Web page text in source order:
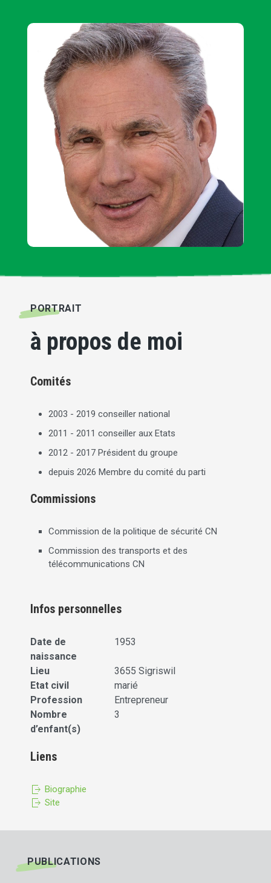
PORTRAIT
à propos de moi
Comités
2003 - 2019 conseiller national
2011 - 2011 conseiller aux Etats
2012 - 2017 Président du groupe
depuis 2026 Membre du comité du parti
Commissions
Commission de la politique de sécurité CN
Commission des transports et des
télécommunications CN
Infos personnelles
Date de
naissance
1953
Lieu
3655 Sigriswil
Etat civil
marié
Profession
Entrepreneur
Nombre
d’enfant(s)
3
Liens
Biographie
Site
PUBLICATIONS